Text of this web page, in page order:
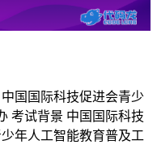
国国际科技促进会青少
考试背景 中国国际科技
年人工智能教育普及工